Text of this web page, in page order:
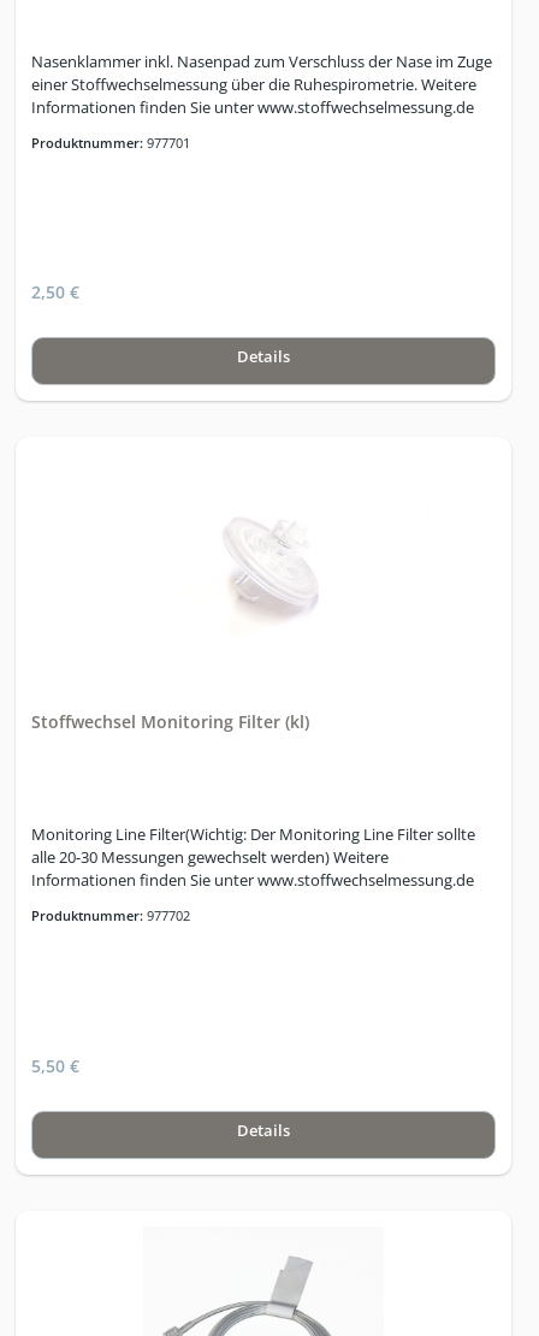
Nasenklammer inkl. Nasenpad zum Verschluss der Nase im Zuge
einer Stoffwechselmessung über die Ruhespirometrie. Weitere
Informationen finden Sie unter www.stoffwechselmessung.de
Produktnummer: 977701
2,50 €
Details
Stoffwechsel Monitoring Filter (kl)
Monitoring Line Filter(Wichtig: Der Monitoring Line Filter sollte
alle 20-30 Messungen gewechselt werden) Weitere
Informationen finden Sie unter www.stoffwechselmessung.de
Produktnummer: 977702
5,50 €
Details